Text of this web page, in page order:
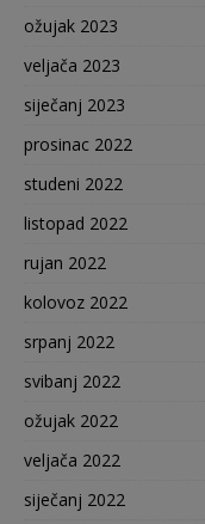
ožujak 2023
veljača 2023
siječanj 2023
prosinac 2022
studeni 2022
listopad 2022
rujan 2022
kolovoz 2022
srpanj 2022
svibanj 2022
ožujak 2022
veljača 2022
siječanj 2022